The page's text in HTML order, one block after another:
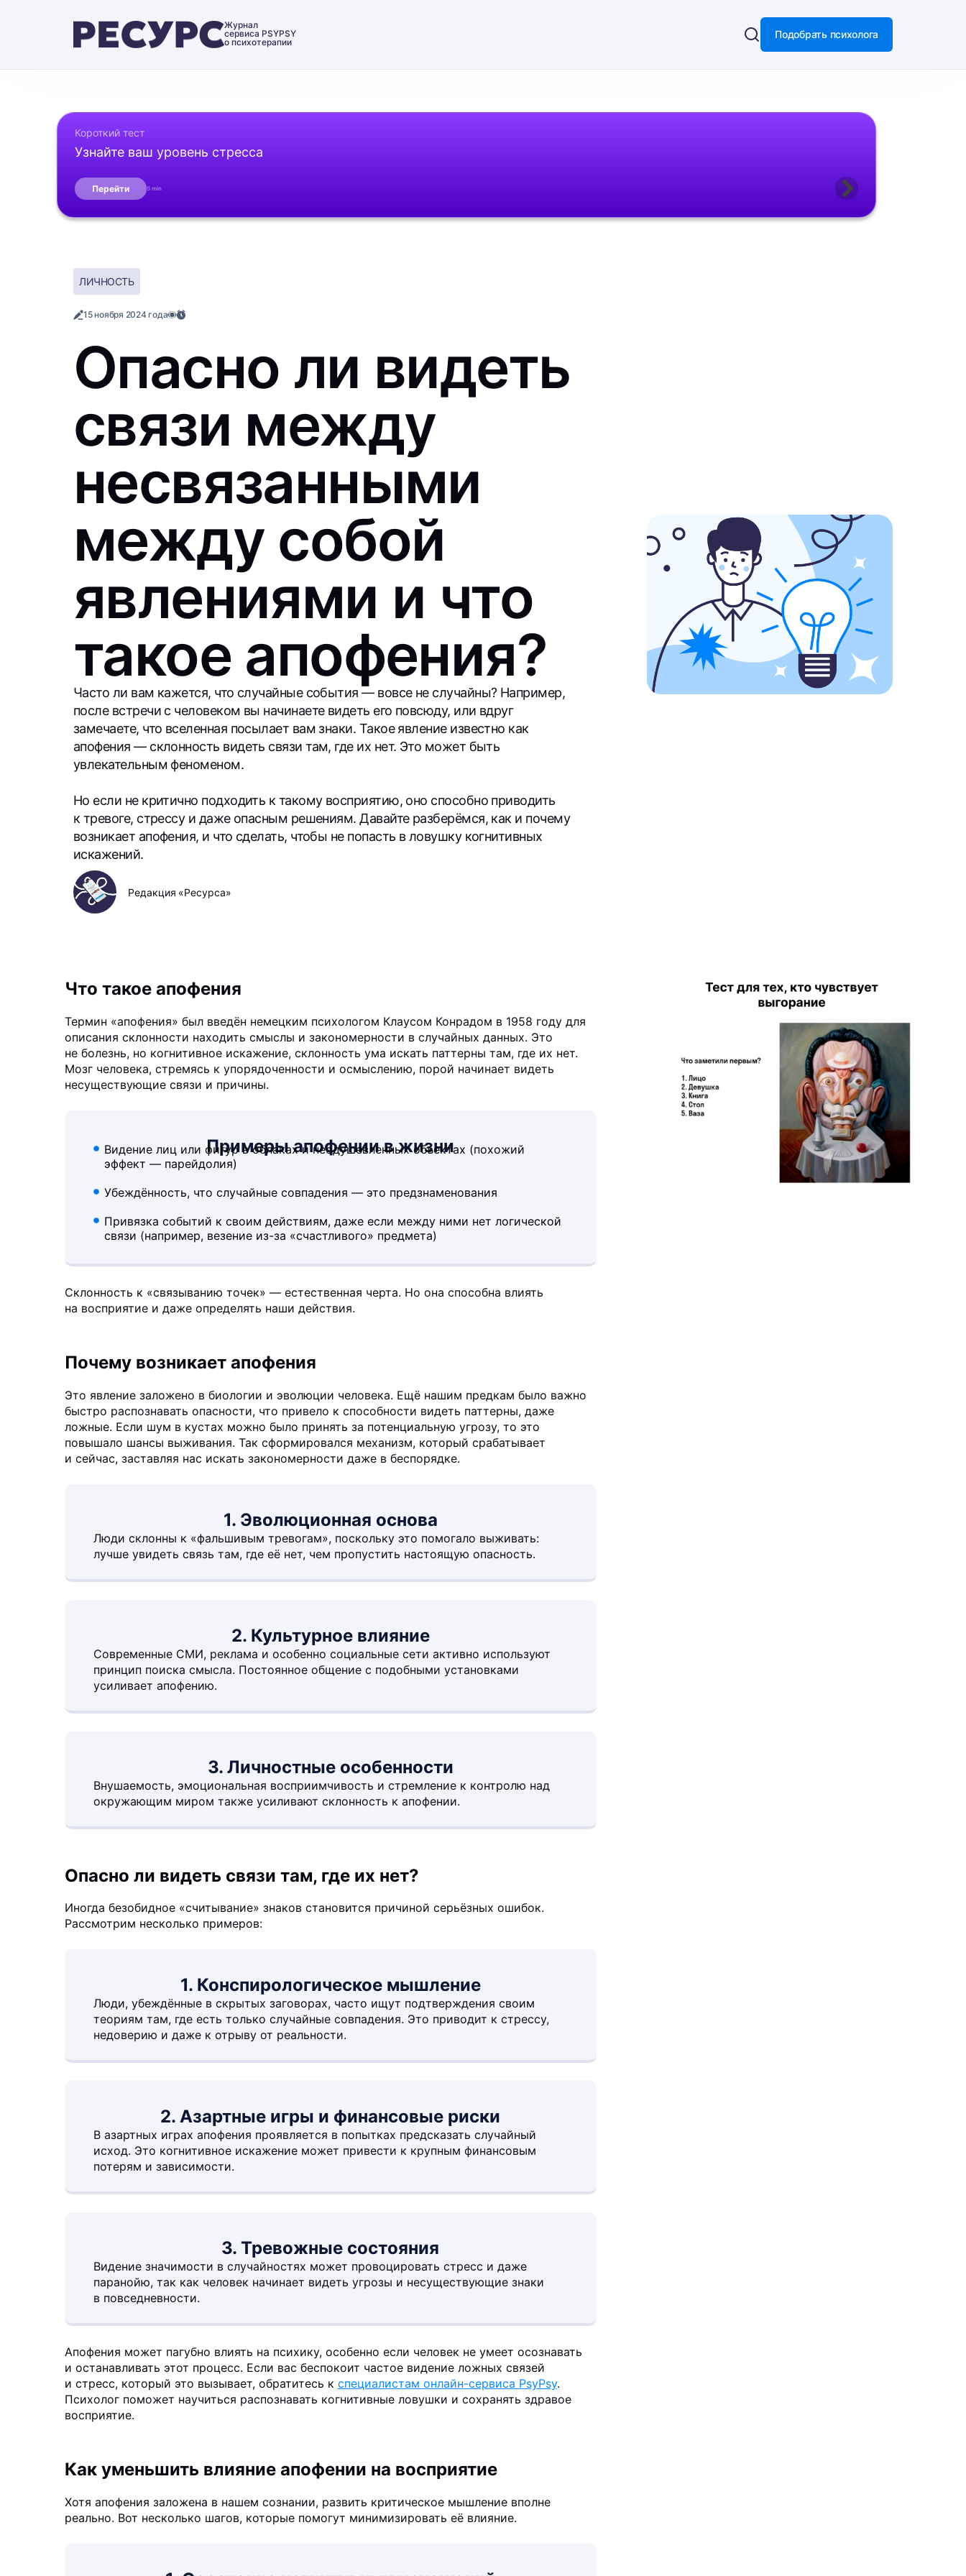
Журнал
сервиса PSYPSY
о психотерапии
Подобрать психолога
Короткий тест
Узнайте ваш уровень стресса
Перейти 5 min
ЛИЧНОСТЬ
15 ноября 2024 года
Опасно ли видеть
связи между
несвязанными
между собой
явлениями и что
такое апофения?
Часто ли вам кажется, что случайные события — вовсе не случайны? Например,
после встречи с человеком вы начинаете видеть его повсюду, или вдруг
замечаете, что вселенная посылает вам знаки. Такое явление известно как
апофения — склонность видеть связи там, где их нет. Это может быть
увлекательным феноменом.
Но если не критично подходить к такому восприятию, оно способно приводить
к тревоге, стрессу и даже опасным решениям. Давайте разберёмся, как и почему
возникает апофения, и что сделать, чтобы не попасть в ловушку когнитивных
искажений.
Редакция «Ресурса»
Что такое апофения
Термин «апофения» был введён немецким психологом Клаусом Конрадом в 1958 году для
описания склонности находить смыслы и закономерности в случайных данных. Это
не болезнь, но когнитивное искажение, склонность ума искать паттерны там, где их нет.
Мозг человека, стремясь к упорядоченности и осмыслению, порой начинает видеть
несуществующие связи и причины.
Примеры апофении в жизни
Видение лиц или фигур в облаках и неодушевленных объектах (похожий
эффект — парейдолия)
Убеждённость, что случайные совпадения — это предзнаменования
Привязка событий к своим действиям, даже если между ними нет логической
связи (например, везение из-за «счастливого» предмета)
Склонность к «связыванию точек» — естественная черта. Но она способна влиять
на восприятие и даже определять наши действия.
Почему возникает апофения
Это явление заложено в биологии и эволюции человека. Ещё нашим предкам было важно
быстро распознавать опасности, что привело к способности видеть паттерны, даже
ложные. Если шум в кустах можно было принять за потенциальную угрозу, то это
повышало шансы выживания. Так сформировался механизм, который срабатывает
и сейчас, заставляя нас искать закономерности даже в беспорядке.
1. Эволюционная основа
Люди склонны к «фальшивым тревогам», поскольку это помогало выживать:
лучше увидеть связь там, где её нет, чем пропустить настоящую опасность.
2. Культурное влияние
Современные СМИ, реклама и особенно социальные сети активно используют
принцип поиска смысла. Постоянное общение с подобными установками
усиливает апофению.
3. Личностные особенности
Внушаемость, эмоциональная восприимчивость и стремление к контролю над
окружающим миром также усиливают склонность к апофении.
Опасно ли видеть связи там, где их нет?
Иногда безобидное «считывание» знаков становится причиной серьёзных ошибок.
Рассмотрим несколько примеров:
1. Конспирологическое мышление
Люди, убеждённые в скрытых заговорах, часто ищут подтверждения своим
теориям там, где есть только случайные совпадения. Это приводит к стрессу,
недоверию и даже к отрыву от реальности.
2. Азартные игры и финансовые риски
В азартных играх апофения проявляется в попытках предсказать случайный
исход. Это когнитивное искажение может привести к крупным финансовым
потерям и зависимости.
3. Тревожные состояния
Видение значимости в случайностях может провоцировать стресс и даже
паранойю, так как человек начинает видеть угрозы и несуществующие знаки
в повседневности.
Апофения может пагубно влиять на психику, особенно если человек не умеет осознавать
и останавливать этот процесс. Если вас беспокоит частое видение ложных связей
и стресс, который это вызывает, обратитесь к специалистам онлайн-сервиса PsyPsy.
Психолог поможет научиться распознавать когнитивные ловушки и сохранять здравое
восприятие.
Как уменьшить влияние апофении на восприятие
Хотя апофения заложена в нашем сознании, развить критическое мышление вполне
реально. Вот несколько шагов, которые помогут минимизировать её влияние.